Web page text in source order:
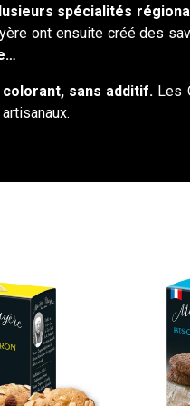
spécialités
ont ensuite créé des
colorant, sans additif. Les